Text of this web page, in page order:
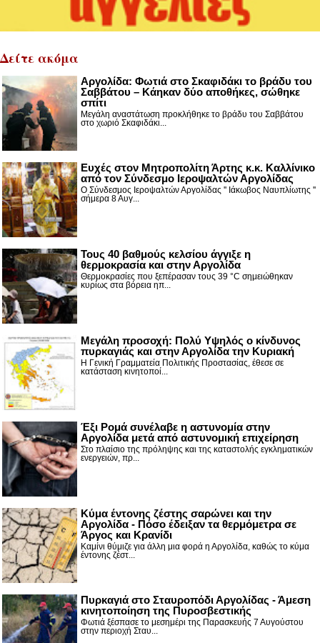
Δείτε ακόμα
Αργολίδα: Φωτιά στο Σκαφιδάκι το βράδυ του
Σαββάτου – Κάηκαν δύο αποθήκες, σώθηκε
σπίτι
Μεγάλη αναστάτωση προκλήθηκε το βράδυ του Σαββάτου
στο χωριό Σκαφιδάκι...
Ευχές στον Μητροπολίτη Άρτης κ.κ. Καλλίνικο
από τον Σύνδεσμο Ιεροψαλτών Αργολίδας
Ο Σύνδεσμος Ιεροψαλτών Αργολίδας '' Ιάκωβος Ναυπλίωτης ''
σήμερα 8 Αυγ...
Τους 40 βαθμούς κελσίου άγγιξε η
θερμοκρασία και στην Αργολίδα
Θερμοκρασίες που ξεπέρασαν τους 39 °C σημειώθηκαν
κυρίως στα βόρεια ηπ...
Μεγάλη προσοχή: Πολύ Υψηλός ο κίνδυνος
πυρκαγιάς και στην Αργολίδα την Κυριακή
Η Γενική Γραμματεία Πολιτικής Προστασίας, έθεσε σε
κατάσταση κινητοποί...
Έξι Ρομά συνέλαβε η αστυνομία στην
Αργολίδα μετά από αστυνομική επιχείρηση
Στο πλαίσιο της πρόληψης και της καταστολής εγκληματικών
ενεργειών, πρ...
Κύμα έντονης ζέστης σαρώνει και την
Αργολίδα - Πόσο έδειξαν τα θερμόμετρα σε
Άργος και Κρανίδι
Καμίνι θύμιζε για άλλη μια φορά η Αργολίδα, καθώς το κύμα
έντονης ζέστ...
Πυρκαγιά στο Σταυροπόδι Αργολίδας - Άμεση
κινητοποίηση της Πυροσβεστικής
Φωτιά ξέσπασε το μεσημέρι της Παρασκευής 7 Αυγούστου
στην περιοχή Σταυ...